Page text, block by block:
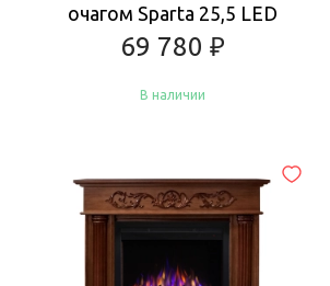
очагом Sparta 25,5 LED
69 780 ₽
В наличии
Купить